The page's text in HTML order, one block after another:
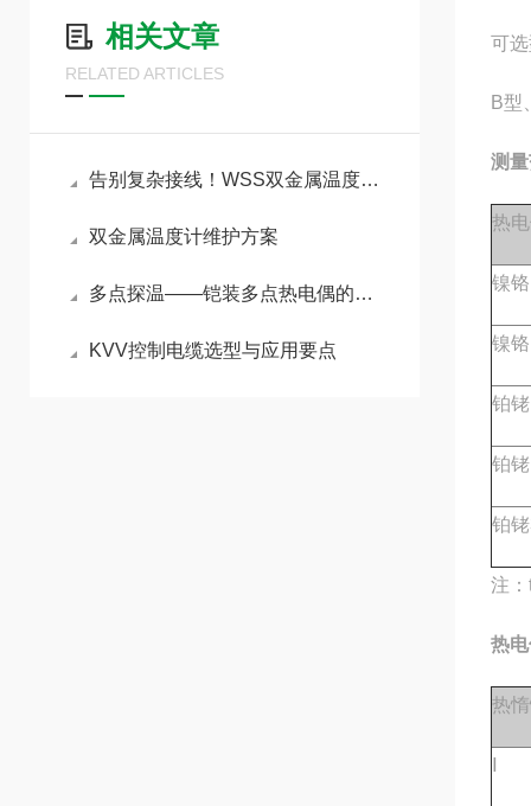
相关文章
RELATED ARTICLES
告别复杂接线！WSS双金属温度计让现场测温回归简单
双金属温度计维护方案
多点探温——铠装多点热电偶的原理与选型指南
KVV控制电缆选型与应用要点
可
B型
测
热
镍
镍
铂
铂
铂
注
热
热